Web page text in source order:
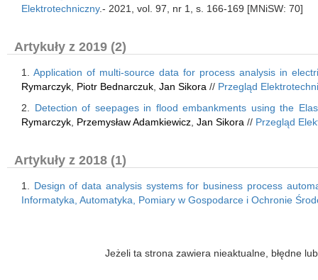
Elektrotechniczny.- 2021, vol. 97, nr 1, s. 166-169 [MNiSW: 70]
Artykuły z 2019 (2)
1. Application of multi-source data for process analysis in
Rymarczyk Piotr Bednarczuk Jan Sikora // Przegląd
2. Detection of seepages in flood embankments using the
Rymarczyk Przemysław Adamkiewicz Jan Sikora // Przegląd
Artykuły z 2018 (1)
1. Design of data analysis systems for business process
Informatyka, Automatyka, Pomiary w Gospodarce i Ochronie
Jeżeli ta strona zawiera nieaktualne, błędne